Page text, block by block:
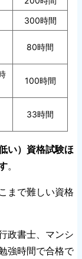
300時間
80時間
100時間
33時間
い）資格試験ほ
。
まで難しい資格
政書士、マンシ
強時間で合格で